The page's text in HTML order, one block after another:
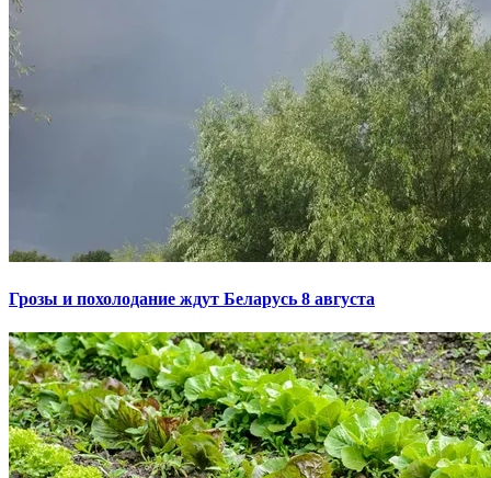
Грозы и похолодание ждут Беларусь 8 августа